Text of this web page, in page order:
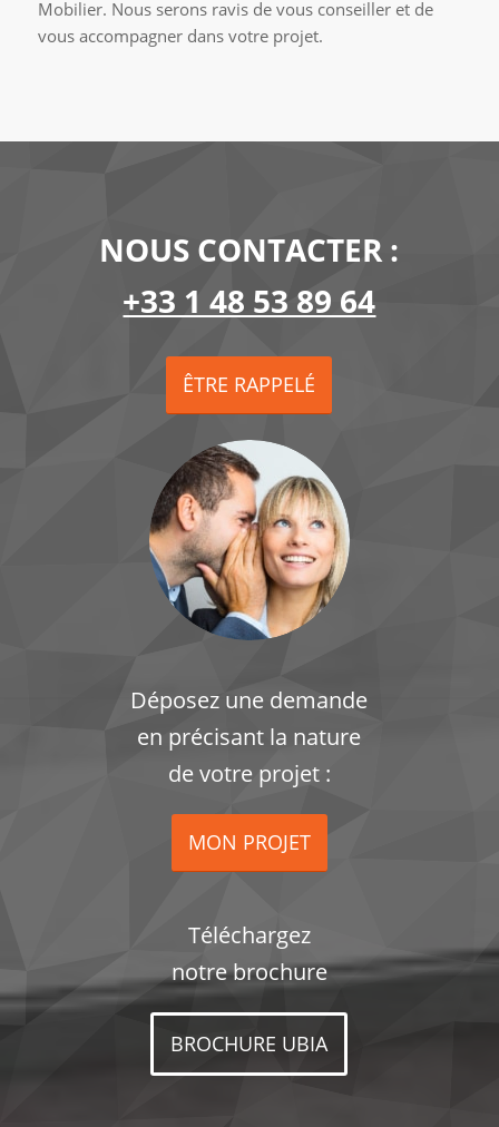
Mobilier. Nous serons ravis de vous conseiller et de
vous accompagner dans votre projet.
NOUS CONTACTER :
+33 1 48 53 89 64
ÊTRE RAPPELÉ
Déposez une demande
en précisant la nature
de votre projet :
MON PROJET
Téléchargez
notre brochure
BROCHURE UBIA